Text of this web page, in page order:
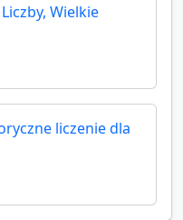
Wielkie
liczenie dla